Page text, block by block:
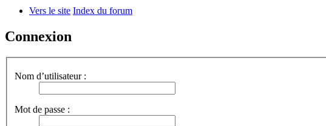
Vers le site Index du forum
Connexion
Nom d’utilisateur :
Mot de passe :